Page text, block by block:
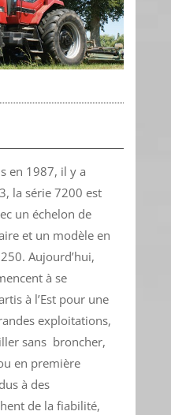
en 1987, il y a
la série 7200 est
un échelon de
et un modèle en
Aujourd’hui,
à se
à l’Est pour une
exploitations,
sans broncher,
en première
à des
de la fiabilité,